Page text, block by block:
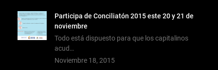
Participa de Conciliatón 2015 este 20 y 21 de
noviembre
Todo está dispuesto para que los capitalinos
acud…
Noviembre 18, 2015